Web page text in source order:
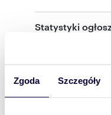
Zgoda Szczegóły
bidetem, pralnia,
schowek.
Na półpiętrze
Na poddaszu 3
garderobą i
łazienka z
Stan techniczny:
Statystyki